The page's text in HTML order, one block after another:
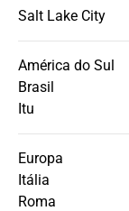
Salt Lake City
América do Sul
Brasil
Itu
Europa
Itália
Roma